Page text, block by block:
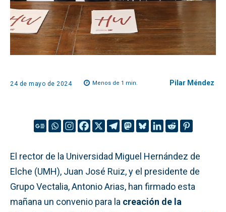
24 de mayo de 2024 Menos de 1 min. Pilar Méndez
El rector de la Universidad Miguel Hernández de
Elche (UMH), Juan José Ruiz, y el presidente de
Grupo Vectalia, Antonio Arias, han firmado esta
mañana un convenio para la creación de la